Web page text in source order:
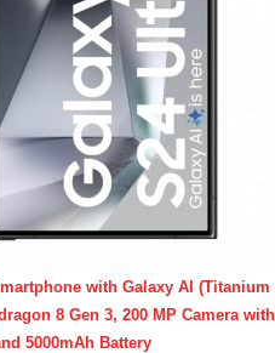
with Galaxy AI (Titanium
8 Gen 3, 200 MP Camera with
5000mAh Battery